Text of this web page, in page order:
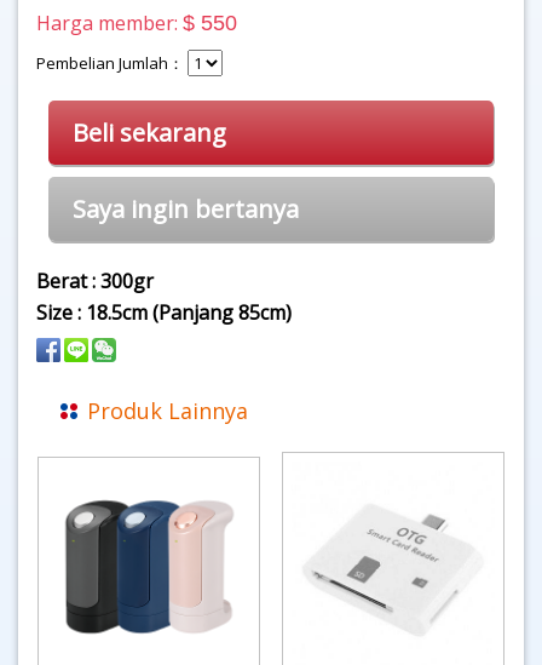
Harga member: $ 550
Pembelian Jumlah：
Beli sekarang
Saya ingin bertanya
Berat : 300gr
Size : 18.5cm (Panjang 85cm)
Produk Lainnya